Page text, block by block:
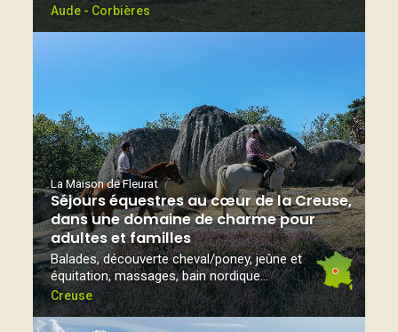
Aude - Corbières
La Maison de Fleurat
Séjours équestres au cœur de la Creuse,
dans une domaine de charme pour
adultes et familles
Balades, découverte cheval/poney, jeûne et
équitation, massages, bain nordique...
Creuse